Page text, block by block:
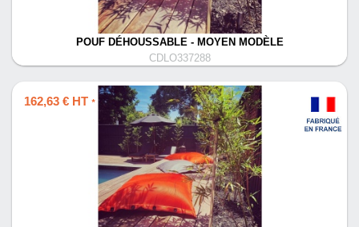
POUF DÉHOUSSABLE - MOYEN MODÈLE
CDLO337288
162,63 € HT *